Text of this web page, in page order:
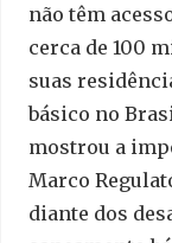
não têm
cerca de 100
suas
básico no
mostrou a
Marco
diante dos